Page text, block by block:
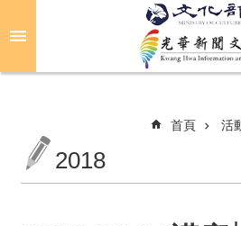
關
首頁 活
2018